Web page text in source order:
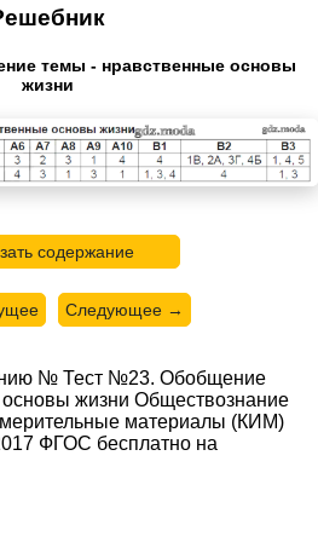
темы - нравственные основы
жизни
содержание
Следующее →
№ Тест №23. Обобщение
жизни Обществознание
материалы (КИМ)
ФГОС бесплатно на